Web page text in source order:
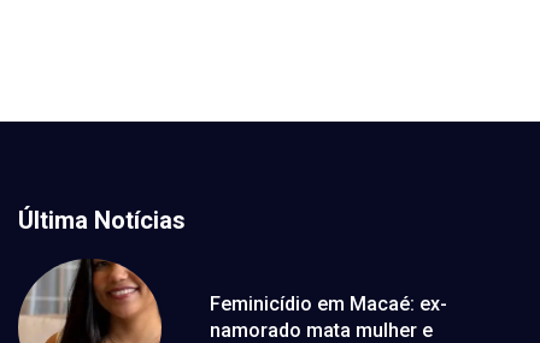
Última Notícias
Feminicídio em Macaé: ex-
namorado mata mulher e